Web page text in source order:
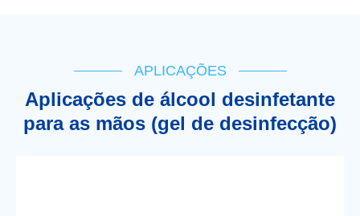
APLICAÇÕES
Aplicações de álcool desinfetante
para as mãos (gel de desinfecção)